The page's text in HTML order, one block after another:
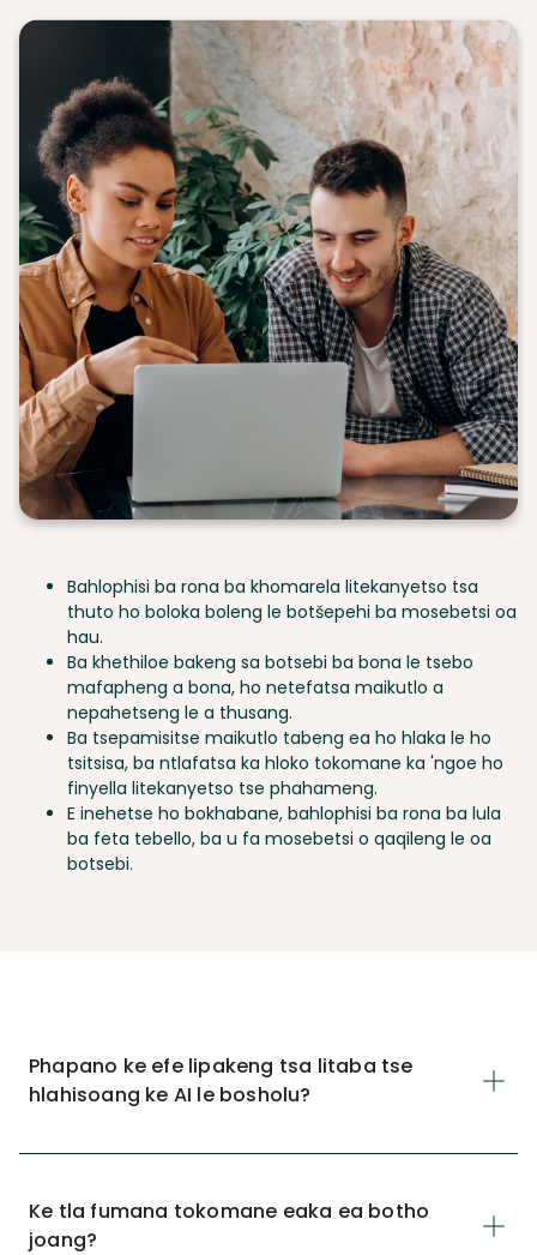
Bahlophisi ba rona ba khomarela litekanyetso tsa
thuto ho boloka boleng le botšepehi ba mosebetsi oa
hau.
Ba khethiloe bakeng sa botsebi ba bona le tsebo
mafapheng a bona, ho netefatsa maikutlo a
nepahetseng le a thusang.
Ba tsepamisitse maikutlo tabeng ea ho hlaka le ho
tsitsisa, ba ntlafatsa ka hloko tokomane ka 'ngoe ho
finyella litekanyetso tse phahameng.
E inehetse ho bokhabane, bahlophisi ba rona ba lula
ba feta tebello, ba u fa mosebetsi o qaqileng le oa
botsebi.
Phapano ke efe lipakeng tsa litaba tse
hlahisoang ke AI le bosholu?
Ke tla fumana tokomane eaka ea botho
joang?